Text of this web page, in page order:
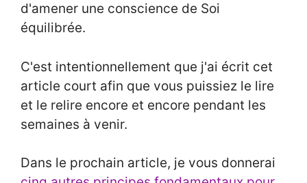
d'amener une conscience de Soi
équilibrée.
C'est intentionnellement que j'ai écrit cet
article court afin que vous puissiez le lire
et le relire encore et encore pendant les
semaines à venir.
Dans le prochain article, je vous donnerai